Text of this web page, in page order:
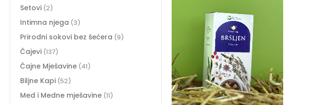
Setovi (2)
Intimna njega (3)
Prirodni sokovi bez šećera (9)
Čajevi (137)
Čajne Mješavine (41)
Biljne Kapi (52)
Med i Medne mješavine (11)